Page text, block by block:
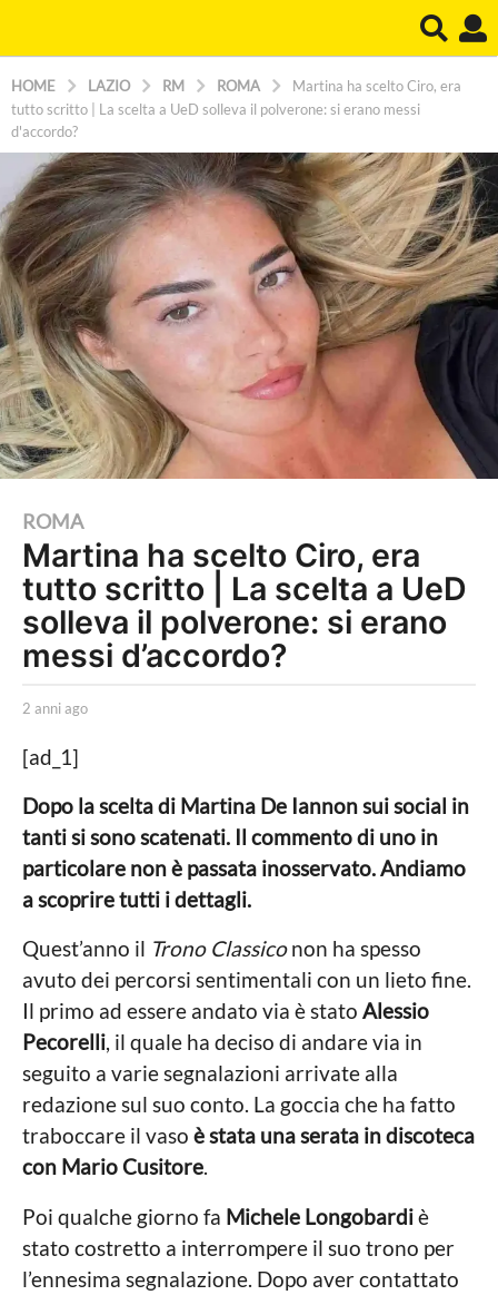
HOME LAZIO RM ROMA
Martina ha scelto Ciro, era
tutto scritto | La scelta a UeD solleva il polverone: si erano messi
d'accordo?
2
a
n
n
i
g
2
a
n
n
i
g
o
ROMA
Martina ha scelto Ciro, era
tutto scritto | La scelta a UeD
solleva il polverone: si erano
messi d’accordo?
b
M
a
r
i
a
n
n
a
i
r
d
a
n
o
2 anni ago
a
g
o
[ad_1]
Dopo la scelta di Martina De Iannon sui social in
tanti si sono scatenati. Il commento di uno in
particolare non è passata inosservato. Andiamo
a scoprire tutti i dettagli.
Quest’anno il Trono Classiconon ha spesso
avuto dei percorsi sentimentali con un lieto fine.
Il primo ad essere andato via è stato Alessio
Pecorelli, il quale ha deciso di andare via in
seguito a varie segnalazioni arrivate alla
redazione sul suo conto. La goccia che ha fatto
traboccare il vaso è stata una serata in discoteca
con Mario Cusitore.
Poi qualche giorno fa Michele Longobardiè
stato costretto a interrompere il suo trono per
l’ennesima segnalazione. Dopo aver contattato